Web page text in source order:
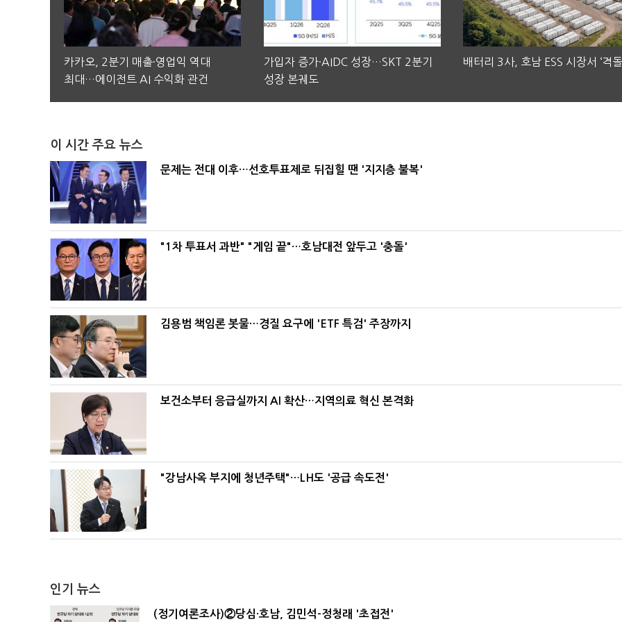
카카오, 2분기 매출·영업익 역대
최대…에이전트 AI 수익화 관건
가입자 증가·AIDC 성장…SKT 2분기
성장 본궤도
배터리 3사, 호남 ESS 시장서 ‘격돌
이 시간 주요 뉴스
문제는 전대 이후…선호투표제로 뒤집힐 땐 '지지층 불복'
"1차 투표서 과반" "게임 끝"…호남대전 앞두고 '충돌'
김용범 책임론 봇물…경질 요구에 'ETF 특검' 주장까지
보건소부터 응급실까지 AI 확산…지역의료 혁신 본격화
"강남사옥 부지에 청년주택"…LH도 '공급 속도전'
인기 뉴스
(정기여론조사)②당심·호남, 김민석-정청래 '초접전'